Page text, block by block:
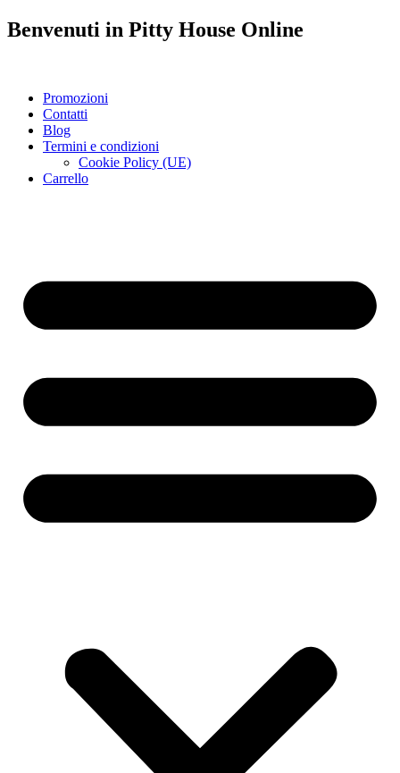
Benvenuti in Pitty House Online
Promozioni
Contatti
Blog
Termini e condizioni
Cookie Policy (UE)
Carrello